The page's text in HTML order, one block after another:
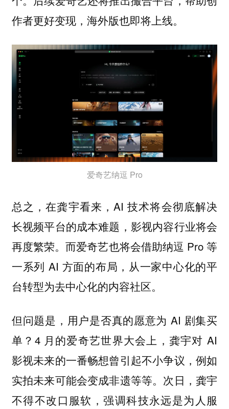
作者更好变现，海外版也即将上线。
爱奇艺纳逗 Pro
总之，在龚宇看来，AI 技术将会彻底解决
长视频平台的成本难题，影视内容行业将会
再度繁荣。而爱奇艺也将会借助纳逗 Pro 等
一系列 AI 方面的布局，从一家中心化的平
台转型为去中心化的内容社区。
但问题是，用户是否真的愿意为 AI 剧集买
单？4 月的爱奇艺世界大会上，龚宇对 AI
影视未来的一番畅想曾引起不小争议，例如
实拍未来可能会变成非遗等等。次日，龚宇
不得不改口服软，强调科技永远是为人服